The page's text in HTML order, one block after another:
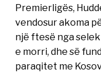
Premierligës,
vendosur akoma
një ftesë nga
e morri, dhe së
paraqitet me